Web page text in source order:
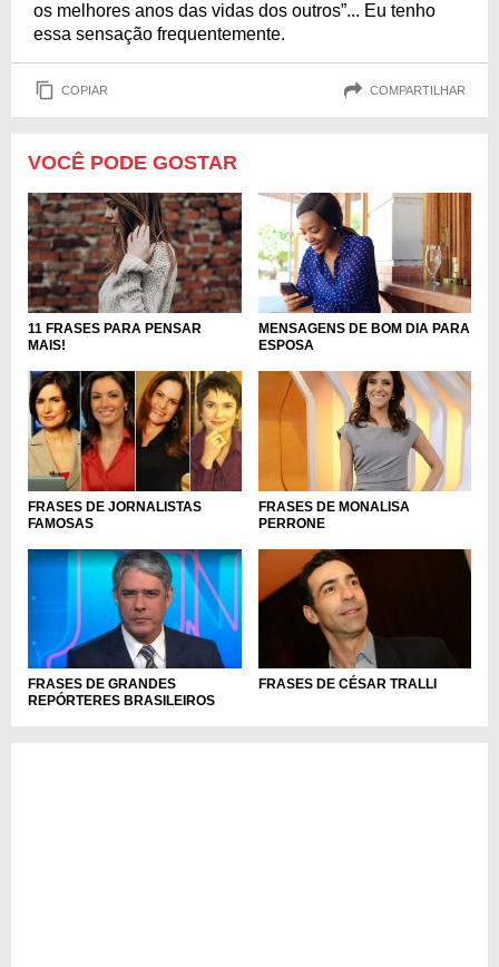
os melhores anos das vidas dos outros”... Eu tenho
essa sensação frequentemente.
COPIAR COMPARTILHAR
VOCÊ PODE GOSTAR
11 FRASES PARA PENSAR
MAIS!
MENSAGENS DE BOM DIA PARA
ESPOSA
FRASES DE JORNALISTAS
FAMOSAS
FRASES DE MONALISA
PERRONE
FRASES DE GRANDES
REPÓRTERES BRASILEIROS
FRASES DE CÉSAR TRALLI